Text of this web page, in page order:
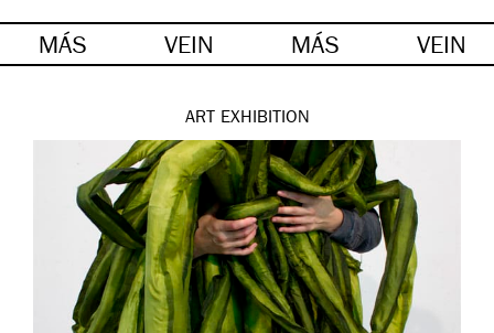
MÁS VEIN MÁS VEIN
ART EXHIBITION